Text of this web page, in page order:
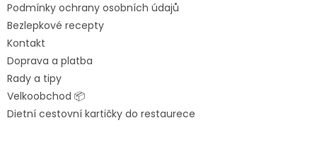
Podmínky ochrany osobních údajů
Bezlepkové recepty
Kontakt
Doprava a platba
Rady a tipy
Velkoobchod 📦
Dietní cestovní kartičky do restaurece